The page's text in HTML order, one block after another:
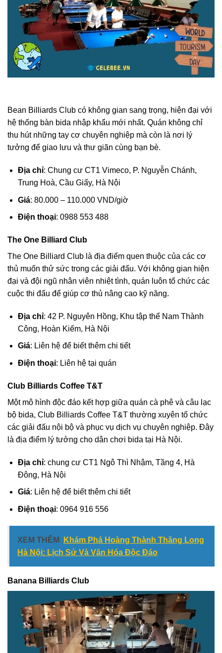
Bean Billiards Club có không gian sang trọng, hiện đại với
hệ thống bàn bida nhập khẩu mới nhất. Quán không chỉ
thu hút những tay cơ chuyên nghiệp mà còn là nơi lý
tưởng để giao lưu và thư giãn cùng bạn bè.
Địa chỉ: Chung cư CT1 Vimeco, P. Nguyễn Chánh,
Trung Hoà, Cầu Giấy, Hà Nội
Giá: 80.000 – 110.000 VND/giờ
Điện thoại: 0988 553 488
The One Billiard Club
The One Billiard Club là địa điểm quen thuộc của các cơ
thủ muốn thử sức trong các giải đấu. Với không gian hiện
đại và đội ngũ nhân viên nhiệt tình, quán luôn tổ chức các
cuộc thi đấu để giúp cơ thủ nâng cao kỹ năng.
Địa chỉ: 42 P. Nguyên Hồng, Khu tập thể Nam Thành
Công, Hoàn Kiếm, Hà Nội
Giá: Liên hệ để biết thêm chi tiết
Điện thoại: Liên hệ tại quán
Club Billiards Coffee T&T
Một mô hình độc đáo kết hợp giữa quán cà phê và câu lạc
bộ bida, Club Billiards Coffee T&T thường xuyên tổ chức
các giải đấu nội bộ và phục vụ dịch vụ chuyên nghiệp. Đây
là địa điểm lý tưởng cho dân chơi bida tại Hà Nội.
Địa chỉ: chung cư CT1 Ngô Thì Nhậm, Tầng 4, Hà
Đông, Hà Nội
Giá: Liên hệ để biết thêm chi tiết
Điện thoại: 0964 916 556
XEM THÊM
Khám Phá Hoàng Thành Thăng Long
Hà Nội: Lịch Sử Và Văn Hóa Độc Đáo
Banana Billiards Club